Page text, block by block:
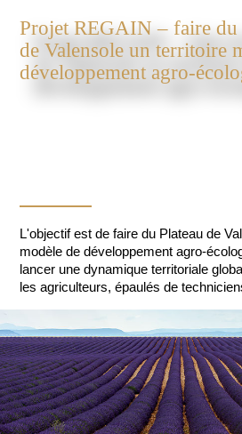
Projet REGAIN – faire du
de Valensole un territoire
développement agro-
L'objectif est de faire du Plateau de
modèle de développement agro-
lancer une dynamique territoriale
les agriculteurs, épaulés de
partager leurs savoirs et progresser